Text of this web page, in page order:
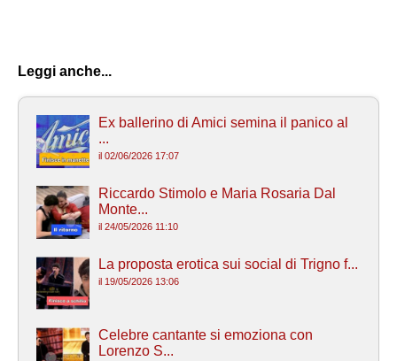
Leggi anche...
Ex ballerino di Amici semina il panico al
...
il 02/06/2026 17:07
Riccardo Stimolo e Maria Rosaria Dal
Monte...
il 24/05/2026 11:10
La proposta erotica sui social di Trigno f...
il 19/05/2026 13:06
Celebre cantante si emoziona con
Lorenzo S...